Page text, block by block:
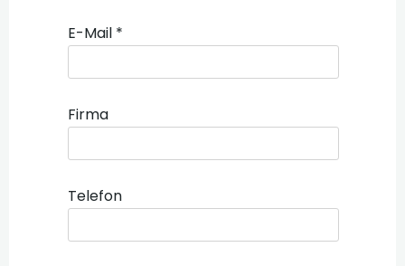
E-Mail *
Firma
Telefon